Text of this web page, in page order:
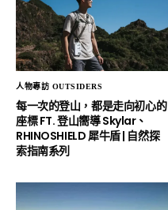
人物專訪 OUTSIDERS
每一次的登山，都是走向初心的
座標 FT. 登山嚮導 Skylar、
RHINOSHIELD 犀牛盾 | 自然探
索指南系列